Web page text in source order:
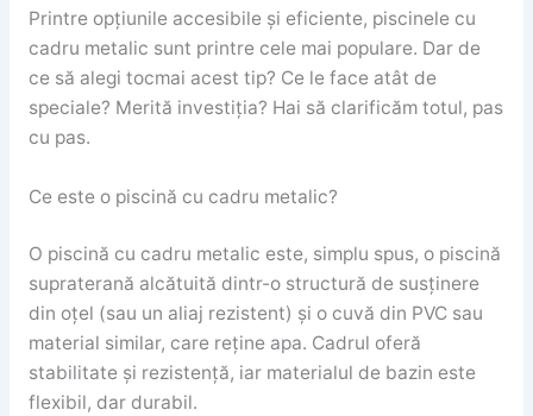
Printre opțiunile accesibile și eficiente, piscinele cu
cadru metalic sunt printre cele mai populare. Dar de
ce să alegi tocmai acest tip? Ce le face atât de
speciale? Merită investiția? Hai să clarificăm totul, pas
cu pas.
Ce este o piscină cu cadru metalic?
O piscină cu cadru metalic este, simplu spus, o piscină
supraterană alcătuită dintr-o structură de susținere
din oțel (sau un aliaj rezistent) și o cuvă din PVC sau
material similar, care reține apa. Cadrul oferă
stabilitate și rezistență, iar materialul de bazin este
flexibil, dar durabil.